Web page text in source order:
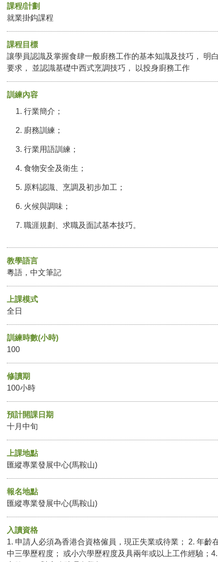
課程/計劃
就業掛鈎課程
課程目標
讓學員認識及掌握食肆一般廚務工作的基本知識及技巧， 明
要求， 並認識基礎中西式烹調技巧， 以投身廚務工作
訓練內容
行業簡介；
廚務訓練；
行業用語訓練；
食物安全及衛生；
原料認識、烹調及初步加工；
火候與調味；
職涯規劃、求職及面試基本技巧。
教學語言
粵語，中文筆記
上課模式
全日
訓練時數(小時)
100
修讀期
100小時
預計開課日期
十月中旬
上課地點
匯縱專業發展中心(馬鞍山)
報名地點
匯縱專業發展中心(馬鞍山)
入讀資格
1. 申請人必須為香港合資格僱員，現正失業或待業； 2. 年齡
中三學歷程度； 或小六學歷程度及具兩年或以上工作經驗；